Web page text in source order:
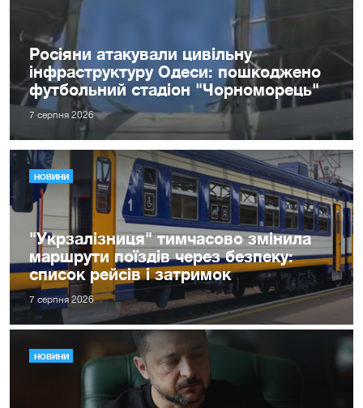
Росіяни атакували цивільну
інфраструктуру Одеси: пошкоджено
футбольний стадіон "Чорноморець"
7 серпня 2026
НОВИНИ
"Укрзалізниця" тимчасово змінила
маршрути поїздів через безпеку:
список рейсів і затримок
7 серпня 2026
НОВИНИ